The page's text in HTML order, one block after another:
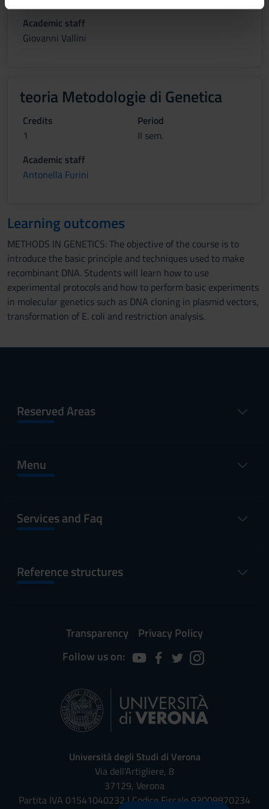
nostri partner che si occupano di analisi dei dati web,
pubblicità e social media, i quali potrebbero combinarle
Academic staff
Giovanni Vallini
teoria Metodologie di Genetica
Credits
1
Period
II sem.
Academic staff
Antonella Furini
Learning outcomes
METHODS IN GENETICS: The objective of the course is to
introduce the basic principle and techniques used to make
recombinant DNA. Students will learn how to use
experimental protocols and how to perform basic experiments
in molecular genetics such as DNA cloning in plasmid vectors,
transformation of E. coli and restriction analysis.
Reserved Areas
Menu
Services and Faq
Reference structures
Transparency
Privacy Policy
Follow us on:
Università degli Studi di Verona
Via dell'Artigliere, 8
37129, Verona
Partita IVA 01541040232 | Codice Fiscale 93009870234